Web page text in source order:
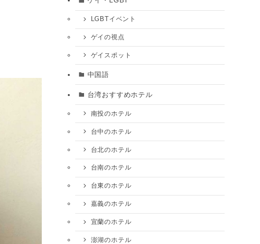
LGBTイベント
ゲイの視点
ゲイスポット
中国語
台湾おすすめホテル
南投のホテル
台中のホテル
台北のホテル
台南のホテル
台東のホテル
嘉義のホテル
宜蘭のホテル
澎湖のホテル